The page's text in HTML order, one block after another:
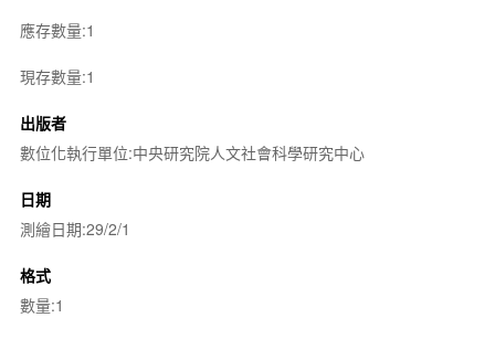
應存數量:1
現存數量:1
出版者
數位化執行單位:中央研究院人文社會科學研究中心
日期
測繪日期:29/2/1
格式
數量:1